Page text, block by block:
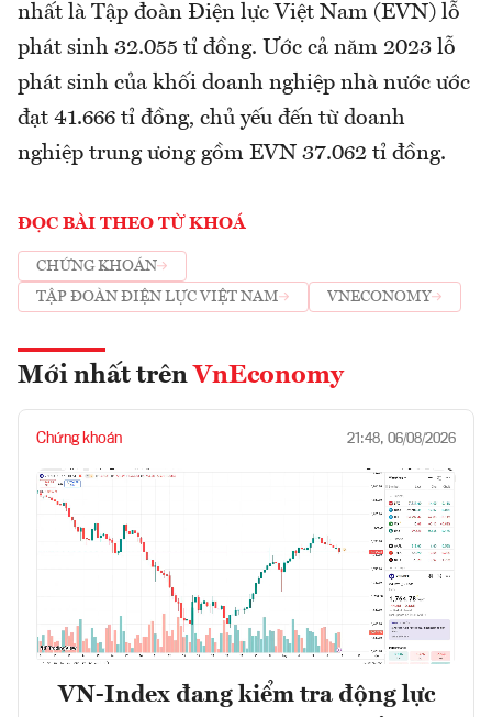
nhất là Tập đoàn Điện lực Việt Nam (EVN) lỗ
phát sinh 32.055 tỉ đồng. Ước cả năm 2023 lỗ
phát sinh của khối doanh nghiệp nhà nước ước
đạt 41.666 tỉ đồng, chủ yếu đến từ doanh
nghiệp trung ương gồm EVN 37.062 tỉ đồng.
ĐỌC BÀI THEO TỪ KHOÁ
CHỨNG KHOÁN
TẬP ĐOÀN ĐIỆN LỰC VIỆT NAM
VNECONOMY
Mới nhất trên VnEconomy
Chứng khoán 21:48, 06/08/2026
VN-Index đang kiểm tra động lực